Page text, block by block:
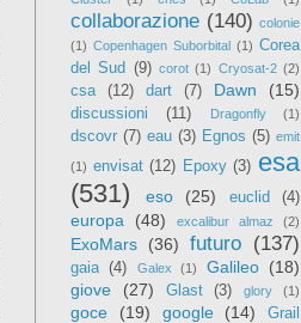
collaborazione (140) colonie
(1) Copenhagen Suborbital (1) Corea
del Sud (9) corot (1) Cryosat-2 (2)
csa (12) dart (7) Dawn (15)
discussioni (11) Dragonfly (1)
dscovr (7) eau (3) Egnos (5) emit
(1) envisat (12) Epoxy (3) esa
(531)
eso (25) euclid (4)
europa (48) excalibur almaz (2)
ExoMars (36) futuro (137)
gaia (4) Galex (1) Galileo (18)
giove
(27) Glast (3) glory (1)
goce (19) google (14)
Grail